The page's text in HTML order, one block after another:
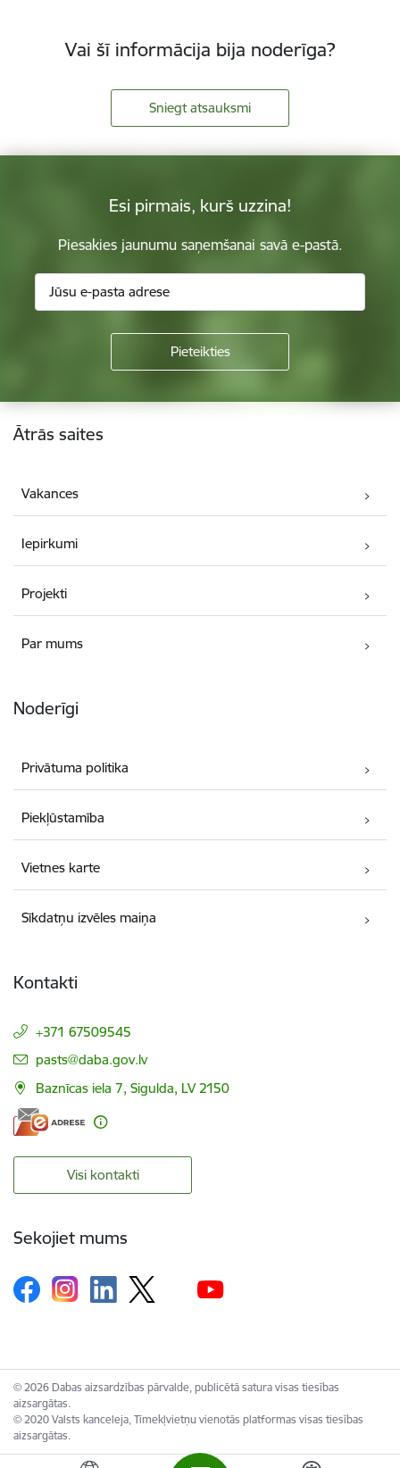
Vai šī informācija bija noderīga?
Sniegt atsauksmi
Esi pirmais, kurš uzzina!
Piesakies jaunumu saņemšanai savā e-pastā.
Kājene
Ātrās saites
Vakances
Iepirkumi
Projekti
Par mums
Noderīgi
Privātuma politika
Piekļūstamība
Vietnes karte
Sīkdatņu izvēles maiņa
Kontakti
+371 67509545
E-pasts:
pasts@daba.gov.lv
Baznīcas iela 7, Sigulda, LV 2150
Visi kontakti
Sekojiet mums
© 2026 Dabas aizsardzības pārvalde, publicētā satura visas tiesības
aizsargātas.
© 2020 Valsts kanceleja, Tīmekļvietņu vienotās platformas visas tiesības
aizsargātas.